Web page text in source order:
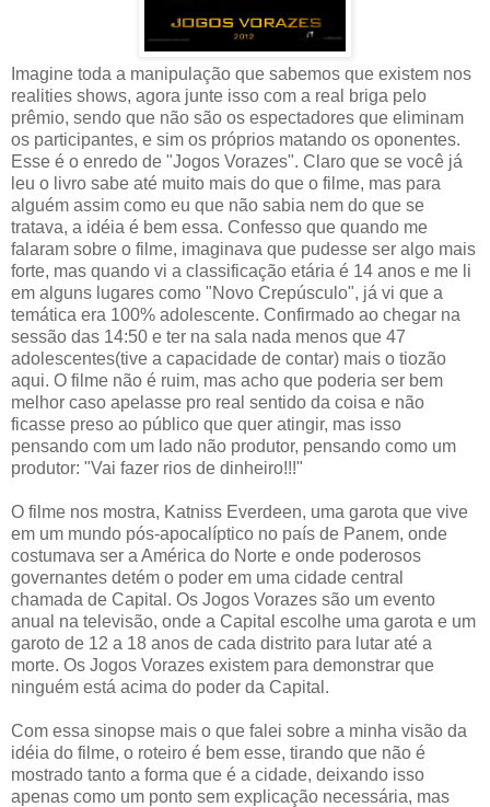
Imagine toda a manipulação que sabemos que existem nos
realities shows, agora junte isso com a real briga pelo
prêmio, sendo que não são os espectadores que eliminam
os participantes, e sim os próprios matando os oponentes.
Esse é o enredo de "Jogos Vorazes". Claro que se você já
leu o livro sabe até muito mais do que o filme, mas para
alguém assim como eu que não sabia nem do que se
tratava, a idéia é bem essa. Confesso que quando me
falaram sobre o filme, imaginava que pudesse ser algo mais
forte, mas quando vi a classificação etária é 14 anos e me li
em alguns lugares como "Novo Crepúsculo", já vi que a
temática era 100% adolescente. Confirmado ao chegar na
sessão das 14:50 e ter na sala nada menos que 47
adolescentes(tive a capacidade de contar) mais o tiozão
aqui. O filme não é ruim, mas acho que poderia ser bem
melhor caso apelasse pro real sentido da coisa e não
ficasse preso ao público que quer atingir, mas isso
pensando com um lado não produtor, pensando como um
produtor: "Vai fazer rios de dinheiro!!!"
O filme nos mostra, Katniss Everdeen, uma garota que vive
em um mundo pós-apocalíptico no país de Panem, onde
costumava ser a América do Norte e onde poderosos
governantes detém o poder em uma cidade central
chamada de Capital. Os Jogos Vorazes são um evento
anual na televisão, onde a Capital escolhe uma garota e um
garoto de 12 a 18 anos de cada distrito para lutar até a
morte. Os Jogos Vorazes existem para demonstrar que
ninguém está acima do poder da Capital.
Com essa sinopse mais o que falei sobre a minha visão da
idéia do filme, o roteiro é bem esse, tirando que não é
mostrado tanto a forma que é a cidade, deixando isso
apenas como um ponto sem explicação necessária, mas